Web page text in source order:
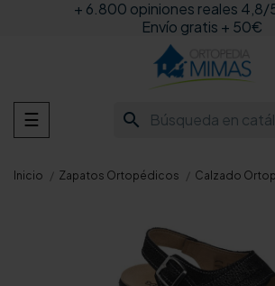
+ 6.800 opiniones reales 4,8/5
Envío gratis + 50€
search
Navegación
de
☰
Inicio Zapatos Ortopédicos Calzado